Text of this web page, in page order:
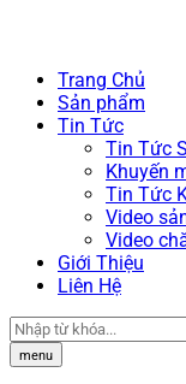
Trang Chủ
Sản phẩm
Tin Tức
Tin Tức
Khuyến
Tin Tức
Video
Video
Giới Thiệu
Liên Hệ
menu